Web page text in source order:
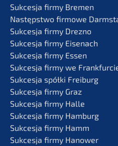
Sukces­ja firmy Bremen
Następst­wo firmo­we
Sukces­ja firmy Drezno
Sukces­ja firmy Eisenach
Sukces­ja firmy Essen
Sukces­ja firmy we
Sukces­ja spółki Freiburg
Sukces­ja firmy Graz
Sukces­ja firmy Halle
Sukces­ja firmy Hamburg
Sukces­ja firmy Hamm
Sukces­ja firmy Hanower